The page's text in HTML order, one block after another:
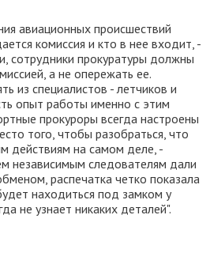
авиационных происшествий
комиссия и кто в нее входит, -
сотрудники прокуратуры должны
а не опережать ее.
из специалистов - летчиков и
опыт работы именно с этим
прокуроры всегда настроены
того, чтобы разобраться, что
действиям на самом деле, -
независимым следователям дали
распечатка четко показала
находиться под замком у
не узнает никаких деталей".